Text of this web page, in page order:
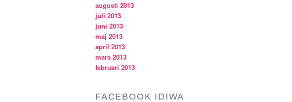
augusti 2013
juli 2013
juni 2013
maj 2013
april 2013
mars 2013
februari 2013
FACEBOOK IDIWA